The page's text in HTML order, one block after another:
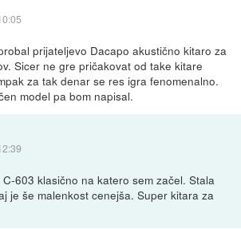
prijateljevo Dacapo akustično kitaro za
Sicer ne gre pričakovat od take kitare
za tak denar se res igra fenomenalno.
model pa bom napisal.
603 klasično na katero sem začel. Stala
je še malenkost cenejša. Super kitara za